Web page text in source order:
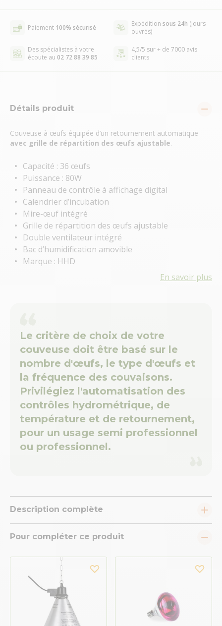
Paiement 100% sécurisé Expédition sous 24h (jours
ouvrés)
Des spécialistes à votre
écoute au 02 72 88 39 85
4,5/5 sur + de 7000 avis
clients
Détails produit
Couveuse à œufs équipée d’un retournement automatique
avec grille de répartition des œufs ajustable.
Capacité : 36 œufs
Puissance : 80W
Panneau de contrôle à affichage digital
Calendrier d’incubation
Mire-œuf intégré
Grille de répartition des œufs ajustable
Double ventilateur intégré
Bac d’humidification amovible
Marque : HHD
En savoir plus
Le critère de choix de votre
couveuse doit être basé sur le
nombre d'œufs, le type d'œufs et
la fréquence des couvaisons.
Privilégiez l'automatisation des
contrôles hydrométrique, de
température et de retournement,
pour un usage semi professionnel
ou professionnel.
Description complète
Pour compléter ce produit